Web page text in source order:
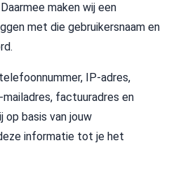
maken wij een
met die gebruikersnaam en
IP-adres,
factuuradres en
basis van jouw
informatie tot je het